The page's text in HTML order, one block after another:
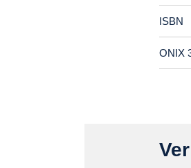
ISBN
ONIX